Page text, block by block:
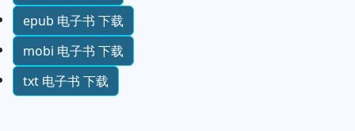
epub 电子书 下载
mobi 电子书 下载
txt 电子书 下载